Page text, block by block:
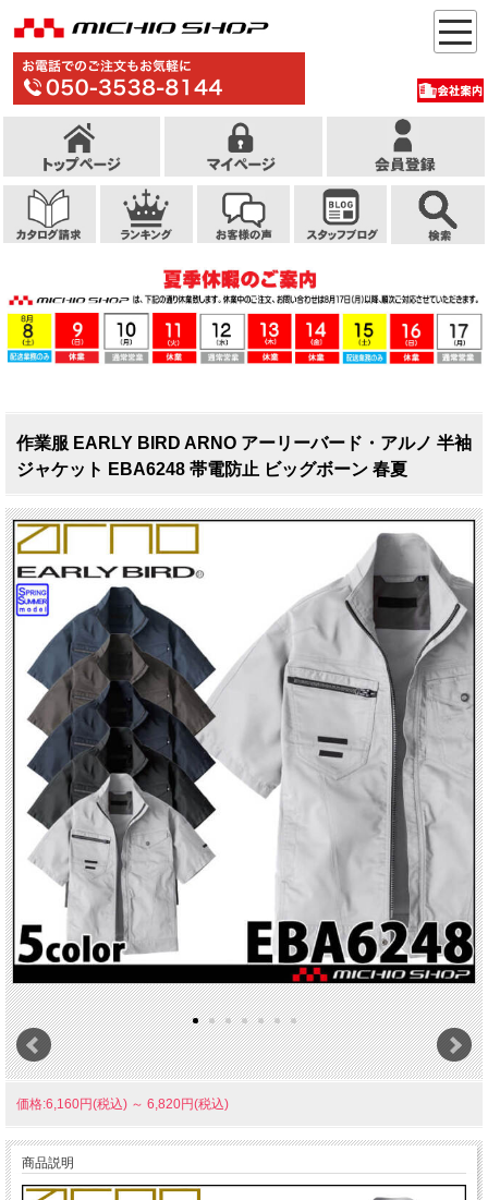
作業服 EARLY BIRD ARNO アーリーバード・アルノ 半袖
ジャケット EBA6248 帯電防止 ビッグボーン 春夏
価格:6,160円(税込) ～ 6,820円(税込)
商品説明